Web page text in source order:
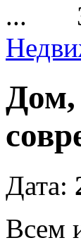
Дом,
Дата:
Всем